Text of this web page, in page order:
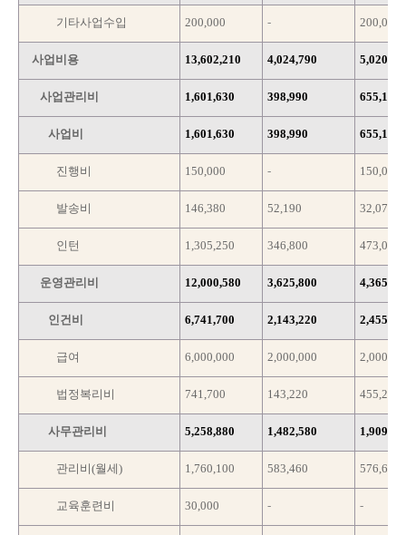
기타사업수입 200,000 - 200,000
사업비용 13,602,210 4,024,790
사업관리비 1,601,630 398,990 655,110
사업비 1,601,630 398,990 655,110
진행비 150,000 - 150,000
발송비 146,380 52,190 32,070
인턴 1,305,250 346,800 473,040
운영관리비 12,000,580 3,625,800
인건비 6,741,700 2,143,220
급여 6,000,000 2,000,000
법정복리비 741,700 143,220 455,260
사무관리비 5,258,880 1,482,580
관리비(월세) 1,760,100 583,460 576,640
교육훈련비 30,000 - -